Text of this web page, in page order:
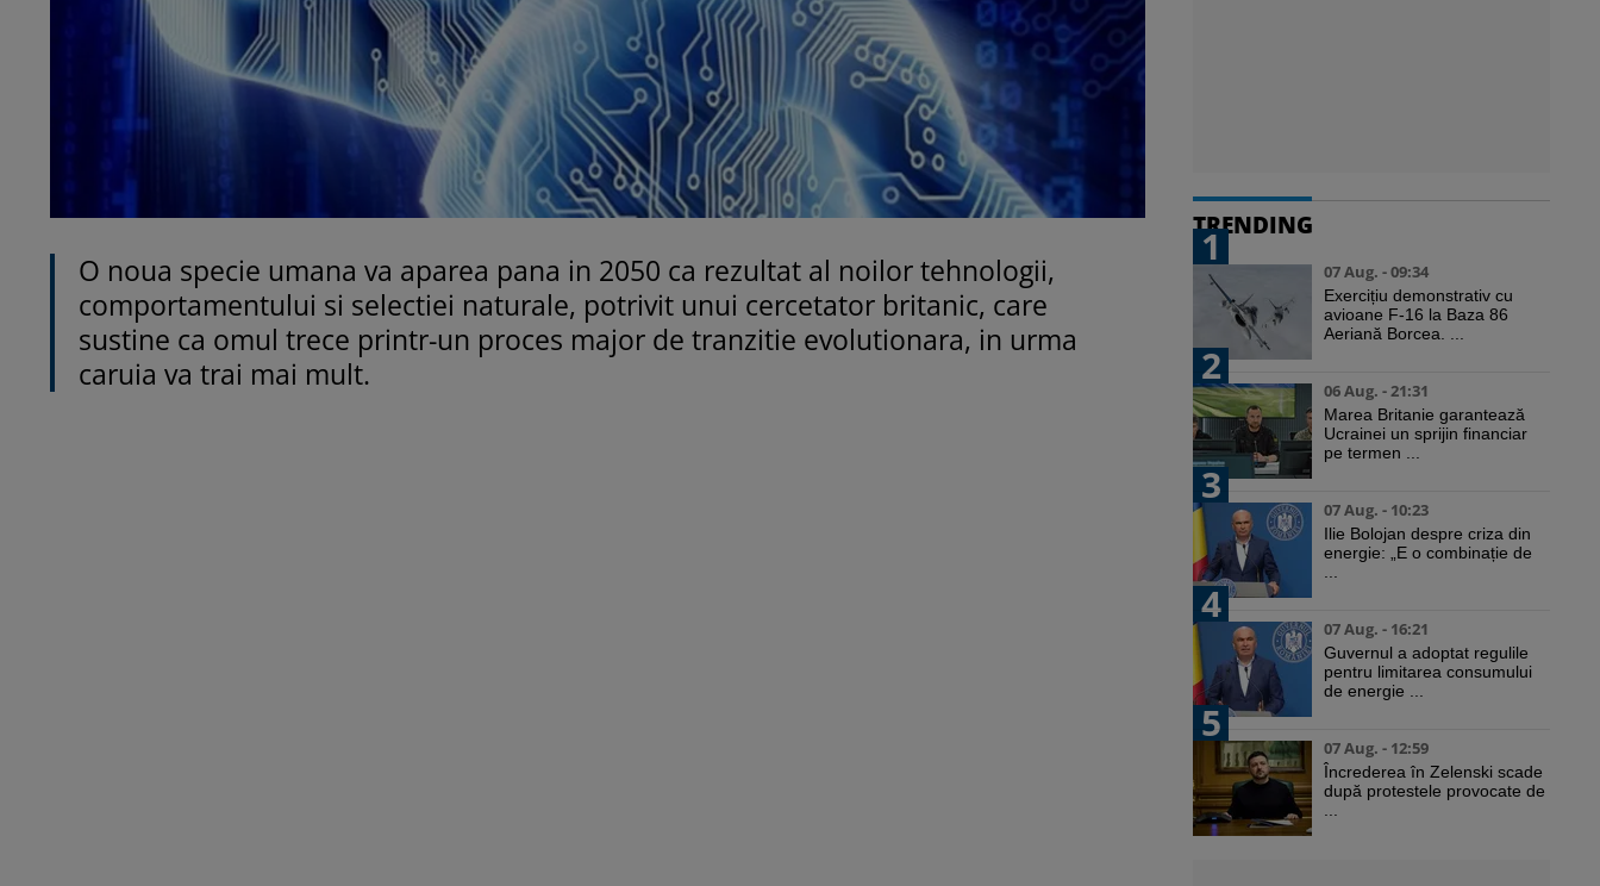
O noua specie umana va aparea pana in 2050 ca rezultat al noilor tehnologii,
comportamentului si selectiei naturale, potrivit unui cercetator britanic, care
sustine ca omul trece printr-un proces major de tranzitie evolutionara, in urma
caruia va trai mai mult.
TRENDING
1
07 Aug. - 09:34
Exercițiu demonstrativ cu
avioane F-16 la Baza 86
Aeriană Borcea. ...
2
06 Aug. - 21:31
Marea Britanie garantează
Ucrainei un sprijin financiar
pe termen ...
3
07 Aug. - 10:23
Ilie Bolojan despre criza din
energie: „E o combinație de
4
07 Aug. - 16:21
Guvernul a adoptat regulile
pentru limitarea consumului
de energie ...
5
07 Aug. - 12:59
Încrederea în Zelenski scade
după protestele provocate de